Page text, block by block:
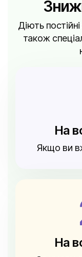
Діють
також
На
Якщо ви
На